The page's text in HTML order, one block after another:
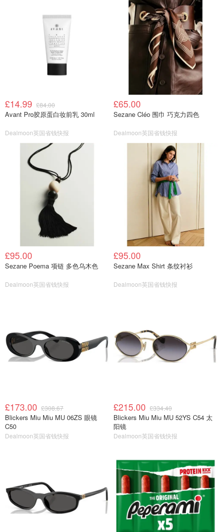
£14.99 £84.00
Avant Pro胶原蛋白妆前乳 30ml
Dealmoon英国省钱快报
£65.00
Sezane Cléo 围巾 巧克力四色
Dealmoon英国省钱快报
£95.00
Sezane Poema 项链 多色乌木色
Dealmoon英国省钱快报
£95.00
Sezane Max Shirt 条纹衬衫
Dealmoon英国省钱快报
£173.00 £308.67
Blickers Miu Miu MU 06ZS 眼镜
C50
Dealmoon英国省钱快报
£215.00 £334.40
Blickers Miu Miu MU 52YS C54 太
阳镜
Dealmoon英国省钱快报